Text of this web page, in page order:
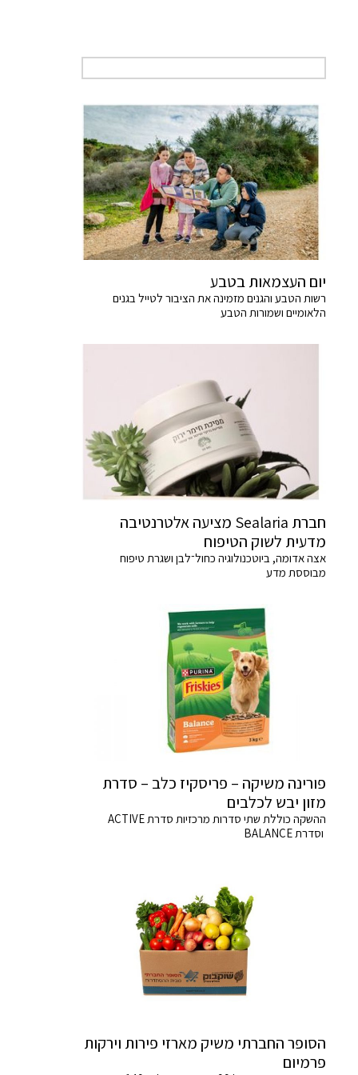
יום העצמאות בטבע
רשות הטבע והגנים מזמינה את הציבור לטייל בגנים
הלאומיים ושמורות הטבע
חברת Sealaria מציעה אלטרנטיבה
מדעית לשוק הטיפוח
אצה אדומה, ביוטכנולוגיה כחול־לבן ושגרת טיפוח
מבוססת מדע
פורינה משיקה – פריסקיז כלב – סדרת
מזון יבש לכלבים
ההשקה כוללת שתי סדרות מרכזיות סדרת ACTIVE
וסדרת BALANCE
הסופר החברתי משיק מארזי פירות וירקות
פרמיום